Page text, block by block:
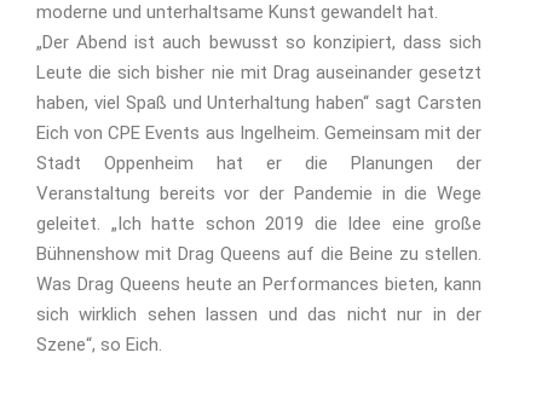
moderne und unterhaltsame Kunst gewandelt hat.
„Der Abend ist auch bewusst so konzipiert, dass sich
Leute die sich bisher nie mit Drag auseinander gesetzt
haben, viel Spaß und Unterhaltung haben“ sagt Carsten
Eich von CPE Events aus Ingelheim. Gemeinsam mit der
Stadt Oppenheim hat er die Planungen der
Veranstaltung bereits vor der Pandemie in die Wege
geleitet. „Ich hatte schon 2019 die Idee eine große
Bühnenshow mit Drag Queens auf die Beine zu stellen.
Was Drag Queens heute an Performances bieten, kann
sich wirklich sehen lassen und das nicht nur in der
Szene“, so Eich.